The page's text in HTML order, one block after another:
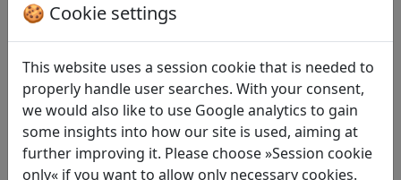
Liederbuch der Chinesen. Guofeng
a. M.: Insel Verlag, 1990. p. 78f.
Ernst Meier
(1813–1866): Bei Regenwetter
Display translation
in: Meier, Ernst.
Morgenländische Anthologie.
Klassische Dichtungen aus der sinesischen,
indischen, persischen und hebräischen
Literatur
. Leipzig: Verlag des
🍪 Cookie settings
This website uses a session cookie that is needed to
properly handle user searches. With your consent,
we would also like to use Google analytics to gain
some insights into how our site is used, aiming at
further improving it. Please choose »Session cookie
only« if you want to allow only necessary cookies.